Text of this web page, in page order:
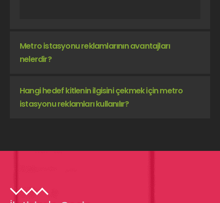
Metro istasyonu reklamlarının avantajları
nelerdir?
Hangi hedef kitlenin ilgisini çekmek için metro
istasyonu reklamları kullanılır?